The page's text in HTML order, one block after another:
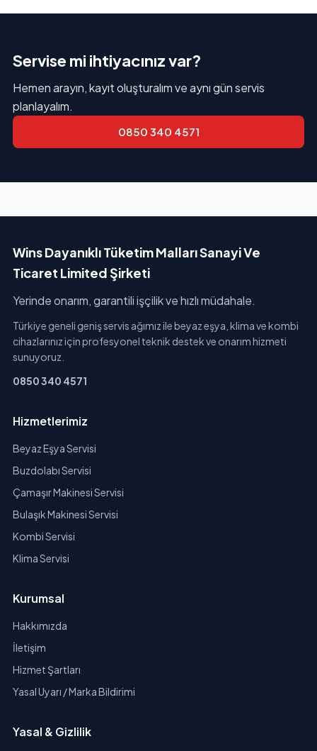
Servise mi ihtiyacınız var?
Hemen arayın, kayıt oluşturalım ve aynı gün servis
planlayalım.
0850 340 4571
Wins Dayanıklı Tüketim Malları Sanayi Ve
Ticaret Limited Şirketi
Yerinde onarım, garantili işçilik ve hızlı müdahale.
Türkiye geneli geniş servis ağımız ile beyaz eşya, klima ve kombi
cihazlarınız için profesyonel teknik destek ve onarım hizmeti
sunuyoruz.
0850 340 4571
Hizmetlerimiz
Beyaz Eşya Servisi
Buzdolabı Servisi
Çamaşır Makinesi Servisi
Bulaşık Makinesi Servisi
Kombi Servisi
Klima Servisi
Kurumsal
Hakkımızda
İletişim
Hizmet Şartları
Yasal Uyarı / Marka Bildirimi
Yasal & Gizlilik